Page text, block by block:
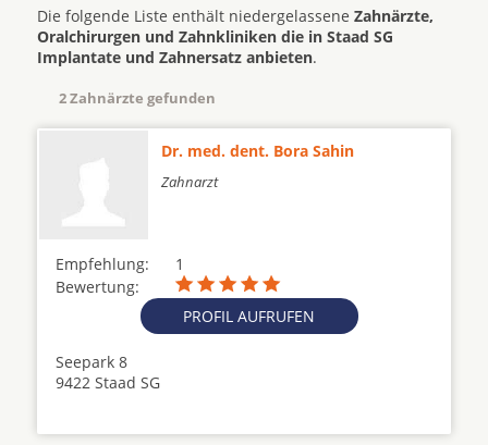
Die folgende Liste enthält niedergelassene Zahnärzte,
Oralchirurgen und Zahnkliniken die in Staad SG
Implantate und Zahnersatz anbieten.
2 Zahnärzte gefunden
Dr. med. dent. Bora Sahin
Zahnarzt
Empfehlung:
1
Bewertung:
PROFIL AUFRUFEN
Seepark 8
9422 Staad SG